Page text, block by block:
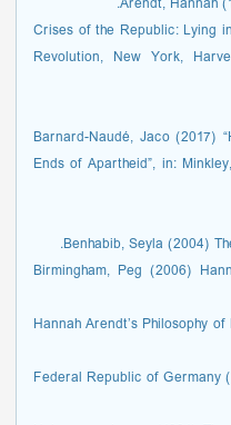
--------------------- (1972) Crises of the
Revolution, New York,
Barnard-Naudé, Jaco (2017)
Ends of Apartheid”, in:
Benhabib, Seyla (2004)
Birmingham, Peg (2006)
--------------------- (2014) “Hannah
Federal Republic of Germany